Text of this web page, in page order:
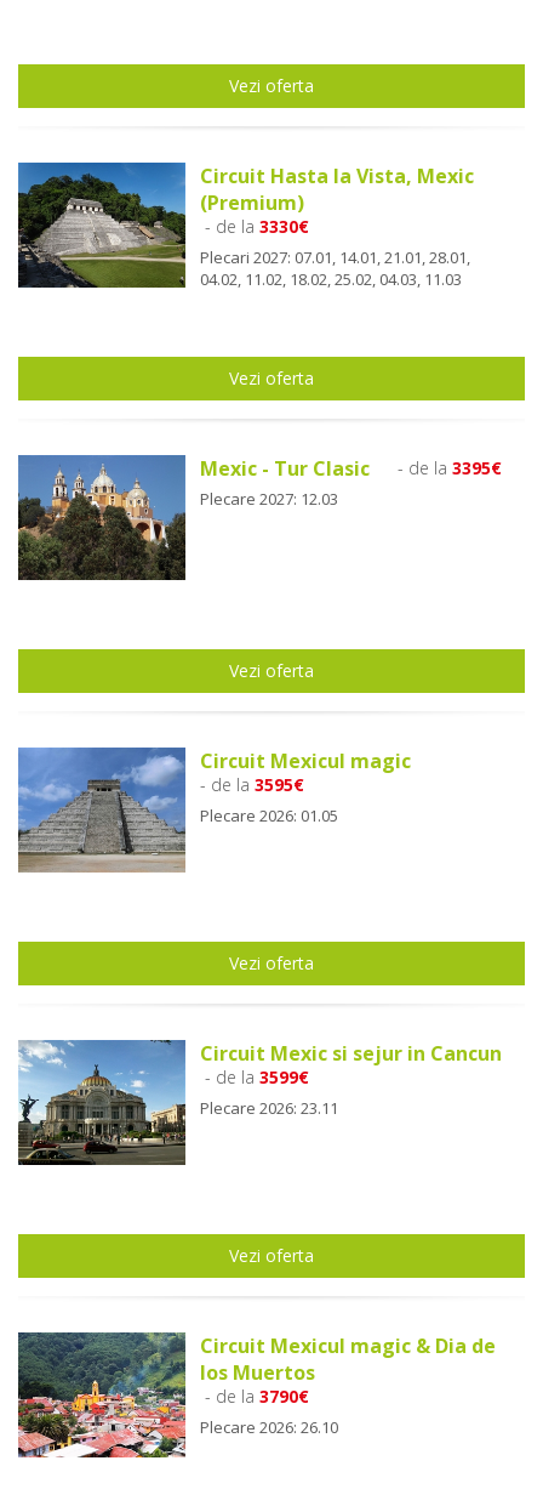
Vezi oferta
Circuit Hasta la Vista, Mexic
(Premium)
- de la3330€
Plecari 2027: 07.01, 14.01, 21.01, 28.01,
04.02, 11.02, 18.02, 25.02, 04.03, 11.03
Vezi oferta
Mexic - Tur Clasic - de la3395€
Plecare 2027: 12.03
Vezi oferta
Circuit Mexicul magic
- de la3595€
Plecare 2026: 01.05
Vezi oferta
Circuit Mexic si sejur in Cancun
- de la3599€
Plecare 2026: 23.11
Vezi oferta
Circuit Mexicul magic & Dia de
los Muertos
- de la3790€
Plecare 2026: 26.10